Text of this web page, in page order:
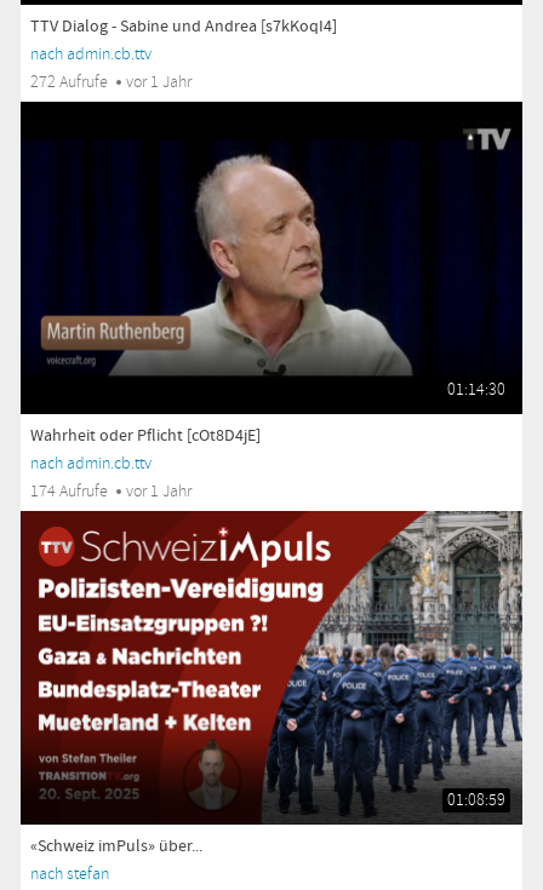
TTV Dialog - Sabine und Andrea [s7kKoqI4]
nach admin.cb.ttv
272 Aufrufe
vor 1 Jahr
01:14:30
Wahrheit oder Pflicht [cOt8D4jE]
nach admin.cb.ttv
174 Aufrufe
vor 1 Jahr
01:08:59
«Schweiz imPuls» über...
nach stefan